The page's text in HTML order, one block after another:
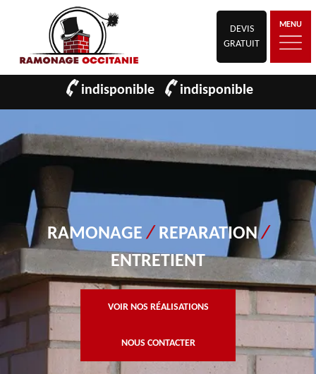
DEVIS
GRATUIT
MENU
indisponible indisponible
RAMONAGE/ REPARATION/
ENTRETIENT
VOIR NOS RÉALISATIONS
NOUS CONTACTER